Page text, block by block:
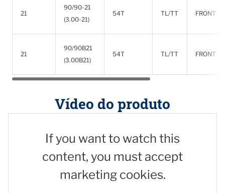
21
90/90-21
(3.00-21)
54T TL/TT FRONT
21
90/90B21
(3.00B21)
54T TL/TT FRONT
Vídeo do produto
If you want to watch this
content, you must accept
marketing cookies.